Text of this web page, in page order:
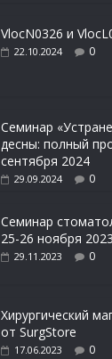
VlocN0326 и
22.10.2024 0
Семинар
десны: полный
сентября 2024
29.09.2024 0
Семинар
25-26 ноября 2023
29.11.2023 0
Xирургический
от SurgStore
17.06.2023 0